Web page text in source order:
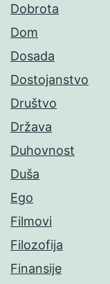
Dobrota
Dom
Dosada
Dostojanstvo
Društvo
Država
Duhovnost
Duša
Ego
Filmovi
Filozofija
Finansije